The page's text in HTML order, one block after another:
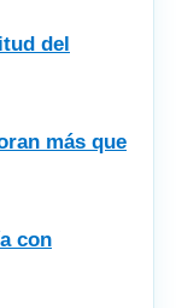
del
más que
con